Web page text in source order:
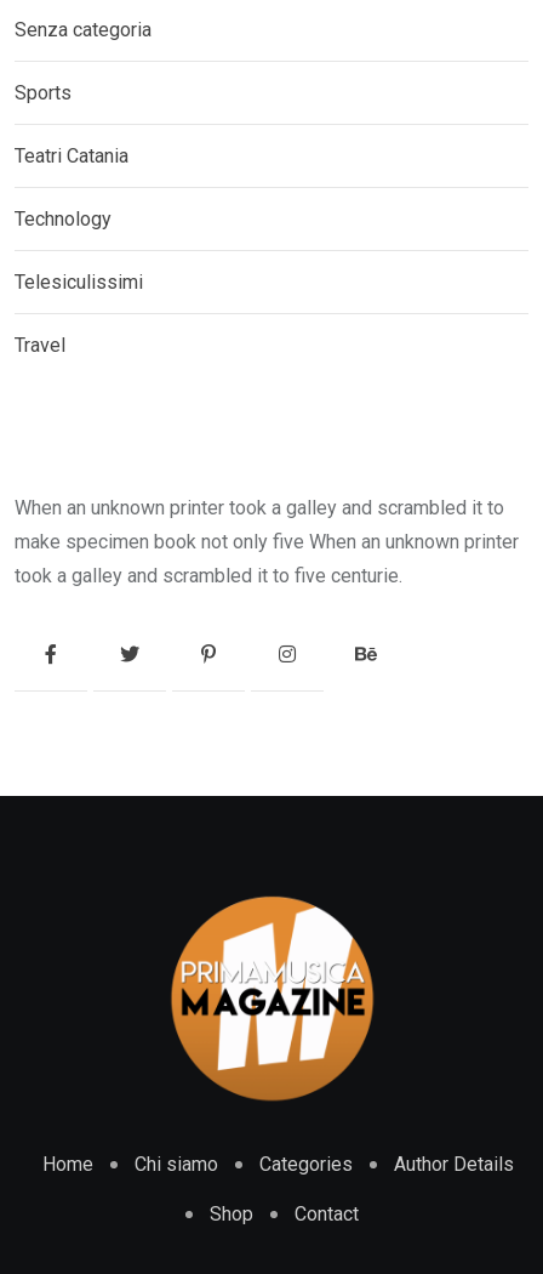
Senza categoria
Sports
Teatri Catania
Technology
Telesiculissimi
Travel
When an unknown printer took a galley and scrambled it to
make specimen book not only five When an unknown printer
took a galley and scrambled it to five centurie.
Home Chi siamo Categories Author Details
Shop Contact